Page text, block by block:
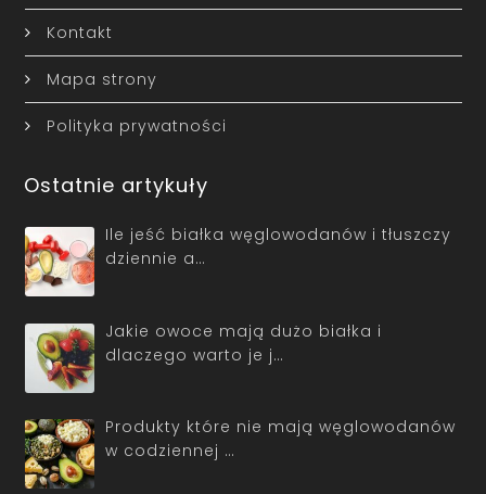
Kontakt
Mapa strony
Polityka prywatności
Ostatnie artykuły
Ile jeść białka węglowodanów i tłuszczy
dziennie a…
Jakie owoce mają dużo białka i
dlaczego warto je j…
Produkty które nie mają węglowodanów
w codziennej …